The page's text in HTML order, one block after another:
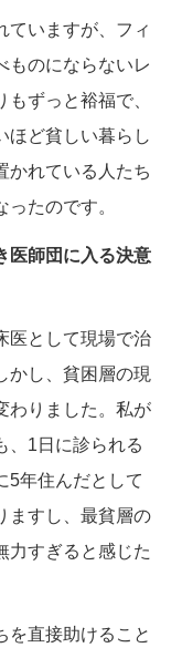
ていますが、フィ
ものにならないレ
ずっと裕福で、
ほど貧しい暮らし
れている人たち
たのです。
医師団に入る決意
医として現場で治
かし、貧困層の現
わりました。私が
、1日に診られる
5年住んだとして
ますし、最貧層の
力すぎると感じた
を直接助けること